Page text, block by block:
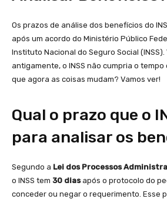
Os prazos de análise dos benefícios do
após um acordo do Ministério Público
Instituto Nacional do Seguro Social
antigamente, o INSS não cumpria o
que agora as coisas mudam? Vamos ver!
Qual o prazo que o
para analisar os
Segundo a Lei dos Processos
o INSS tem 30 diasapós o protocolo do
conceder ou negar o requerimento. Esse